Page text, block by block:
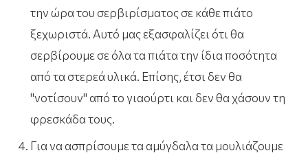
την ώρα του σερβιρίσματος σε κάθε πιάτο
ξεχωριστά. Αυτό μας εξασφαλίζει ότι θα
σερβίρουμε σε όλα τα πιάτα την ίδια ποσότητα
από τα στερεά υλικά. Επίσης, έτσι δεν θα
"νοτίσουν" από το γιαούρτι και δεν θα χάσουν τη
φρεσκάδα τους.
Για να ασπρίσουμε τα αμύγδαλα τα μουλιάζουμε